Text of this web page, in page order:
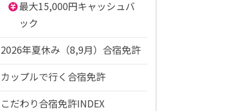
最大15,000円キャッシュバ
ック
2026年夏休み（8,9月）合宿免許
カップルで行く合宿免許
こだわり合宿免許INDEX